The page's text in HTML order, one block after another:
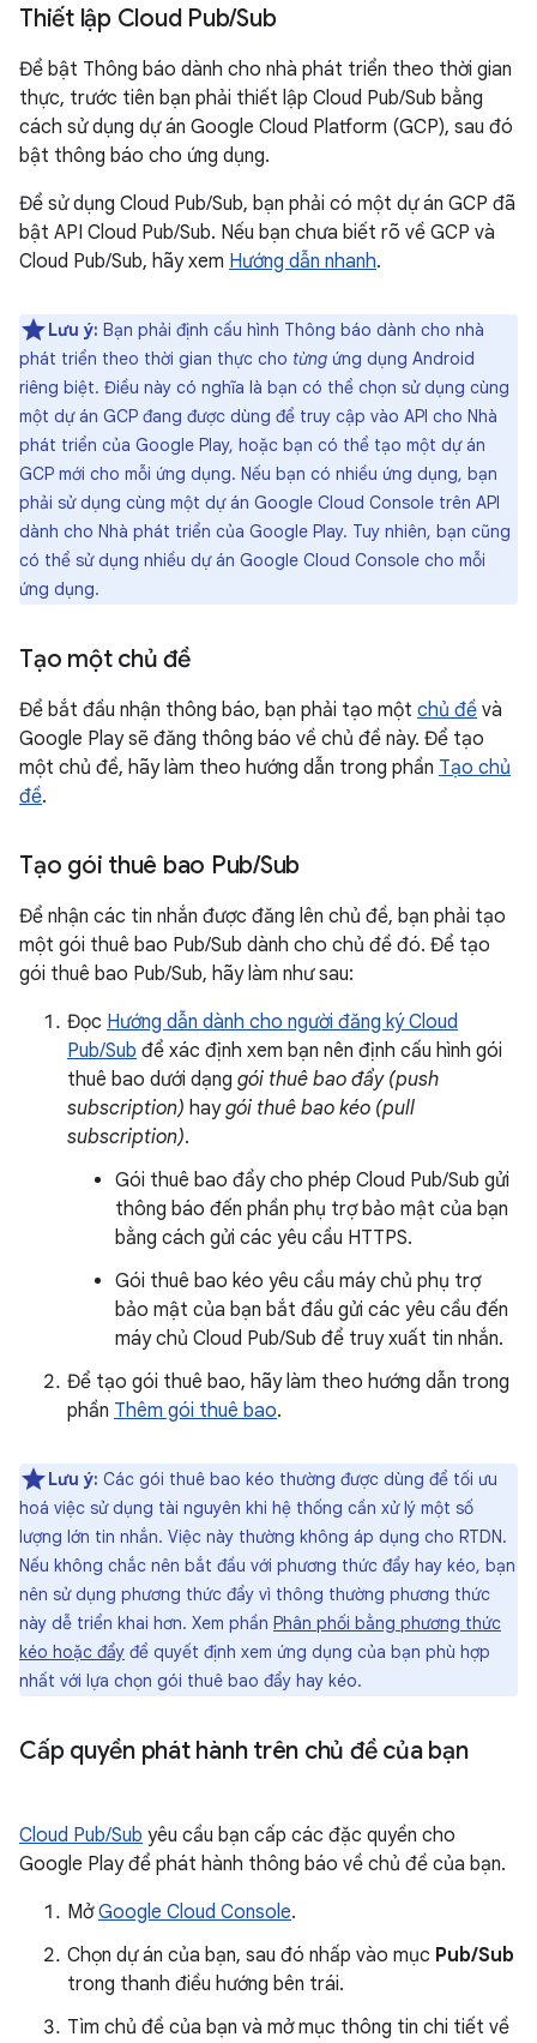
Thiết lập Cloud Pub/Sub
Để bật Thông báo dành cho nhà phát triển theo thời gian
thực, trước tiên bạn phải thiết lập Cloud Pub/Sub bằng
cách sử dụng dự án Google Cloud Platform (GCP), sau đó
bật thông báo cho ứng dụng.
Để sử dụng Cloud Pub/Sub, bạn phải có một dự án GCP đã
bật API Cloud Pub/Sub. Nếu bạn chưa biết rõ về GCP và
Cloud Pub/Sub, hãy xem Hướng dẫn nhanh.
Lưu ý: Bạn phải định cấu hình Thông báo dành cho nhà
phát triển theo thời gian thực cho từng ứng dụng Android
riêng biệt. Điều này có nghĩa là bạn có thể chọn sử dụng cùng
một dự án GCP đang được dùng để truy cập vào API cho Nhà
phát triển của Google Play, hoặc bạn có thể tạo một dự án
GCP mới cho mỗi ứng dụng. Nếu bạn có nhiều ứng dụng, bạn
phải sử dụng cùng một dự án Google Cloud Console trên API
dành cho Nhà phát triển của Google Play. Tuy nhiên, bạn cũng
có thể sử dụng nhiều dự án Google Cloud Console cho mỗi
ứng dụng.
Tạo một chủ đề
Để bắt đầu nhận thông báo, bạn phải tạo một chủ đề và
Google Play sẽ đăng thông báo về chủ đề này. Để tạo
một chủ đề, hãy làm theo hướng dẫn trong phần Tạo chủ
đề.
Tạo gói thuê bao Pub/Sub
Để nhận các tin nhắn được đăng lên chủ đề, bạn phải tạo
một gói thuê bao Pub/Sub dành cho chủ đề đó. Để tạo
gói thuê bao Pub/Sub, hãy làm như sau:
Đọc Hướng dẫn dành cho người đăng ký Cloud
Pub/Sub để xác định xem bạn nên định cấu hình gói
thuê bao dưới dạng gói thuê bao đẩy (push
subscription) haygói thuê bao kéo (pull
subscription).
Gói thuê bao đẩy cho phép Cloud Pub/Sub gửi
thông báo đến phần phụ trợ bảo mật của bạn
bằng cách gửi các yêu cầu HTTPS.
Gói thuê bao kéo yêu cầu máy chủ phụ trợ
bảo mật của bạn bắt đầu gửi các yêu cầu đến
máy chủ Cloud Pub/Sub để truy xuất tin nhắn.
Để tạo gói thuê bao, hãy làm theo hướng dẫn trong
phần Thêm gói thuê bao.
Lưu ý: Các gói thuê bao kéo thường được dùng để tối ưu
hoá việc sử dụng tài nguyên khi hệ thống cần xử lý một số
lượng lớn tin nhắn. Việc này thường không áp dụng cho RTDN.
Nếu không chắc nên bắt đầu với phương thức đẩy hay kéo, bạn
nên sử dụng phương thức đẩy vì thông thường phương thức
này dễ triển khai hơn. Xem phần Phân phối bằng phương thức
kéo hoặc đẩy để quyết định xem ứng dụng của bạn phù hợp
nhất với lựa chọn gói thuê bao đẩy hay kéo.
Cấp quyền phát hành trên chủ đề của bạn
Cloud Pub/Sub yêu cầu bạn cấp các đặc quyền cho
Google Play để phát hành thông báo về chủ đề của bạn.
MởGoogle Cloud Console.
Chọn dự án của bạn, sau đó nhấp vào mục Pub/Sub
trong thanh điều hướng bên trái.
Tìm chủ đề của bạn và mở mục thông tin chi tiết về